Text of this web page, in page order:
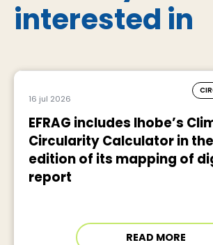
interested in
16 jul 2026
EFRAG includes Ihobe’s
Circularity Calculator in
edition of its mapping of
report
READ MORE